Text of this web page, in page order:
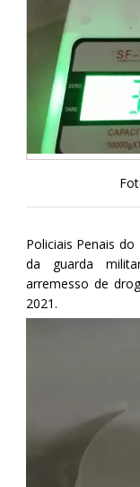
Policiais Penais
da guarda
arremesso de
2021.